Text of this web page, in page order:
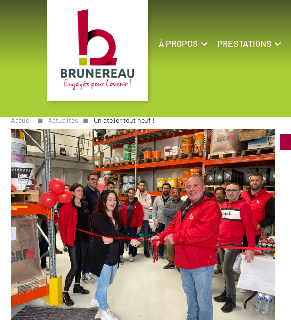
À PROPOS PRESTATIONS
Accueil ◼︎ Actualités ◼︎ Un atelier tout neuf !